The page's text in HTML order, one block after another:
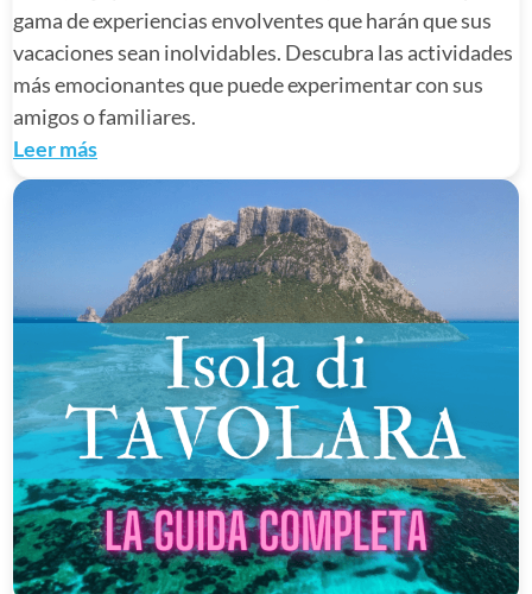
gama de experiencias envolventes que harán que sus
vacaciones sean inolvidables. Descubra las actividades
más emocionantes que puede experimentar con sus
amigos o familiares.
Leer más